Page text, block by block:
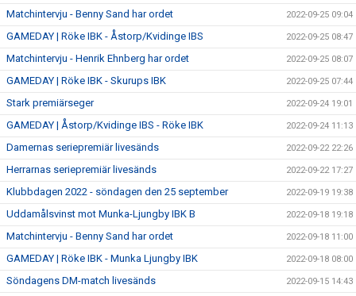
Matchintervju - Benny Sand har ordet 2022-09-25 09:04
GAMEDAY | Röke IBK - Åstorp/Kvidinge IBS 2022-09-25 08:47
Matchintervju - Henrik Ehnberg har ordet 2022-09-25 08:07
GAMEDAY | Röke IBK - Skurups IBK 2022-09-25 07:44
Stark premiärseger 2022-09-24 19:01
GAMEDAY | Åstorp/Kvidinge IBS - Röke IBK 2022-09-24 11:13
Damernas seriepremiär livesänds 2022-09-22 22:26
Herrarnas seriepremiär livesänds 2022-09-22 17:27
Klubbdagen 2022 - söndagen den 25 september 2022-09-19 19:38
Uddamålsvinst mot Munka-Ljungby IBK B 2022-09-18 19:18
Matchintervju - Benny Sand har ordet 2022-09-18 11:00
GAMEDAY | Röke IBK - Munka Ljungby IBK 2022-09-18 08:00
Söndagens DM-match livesänds 2022-09-15 14:43